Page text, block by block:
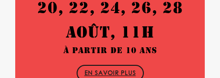
20, 22, 24, 26, 28
AOÛT, 11H
À PARTIR DE 10 ANS
EN SAVOIR PLUS